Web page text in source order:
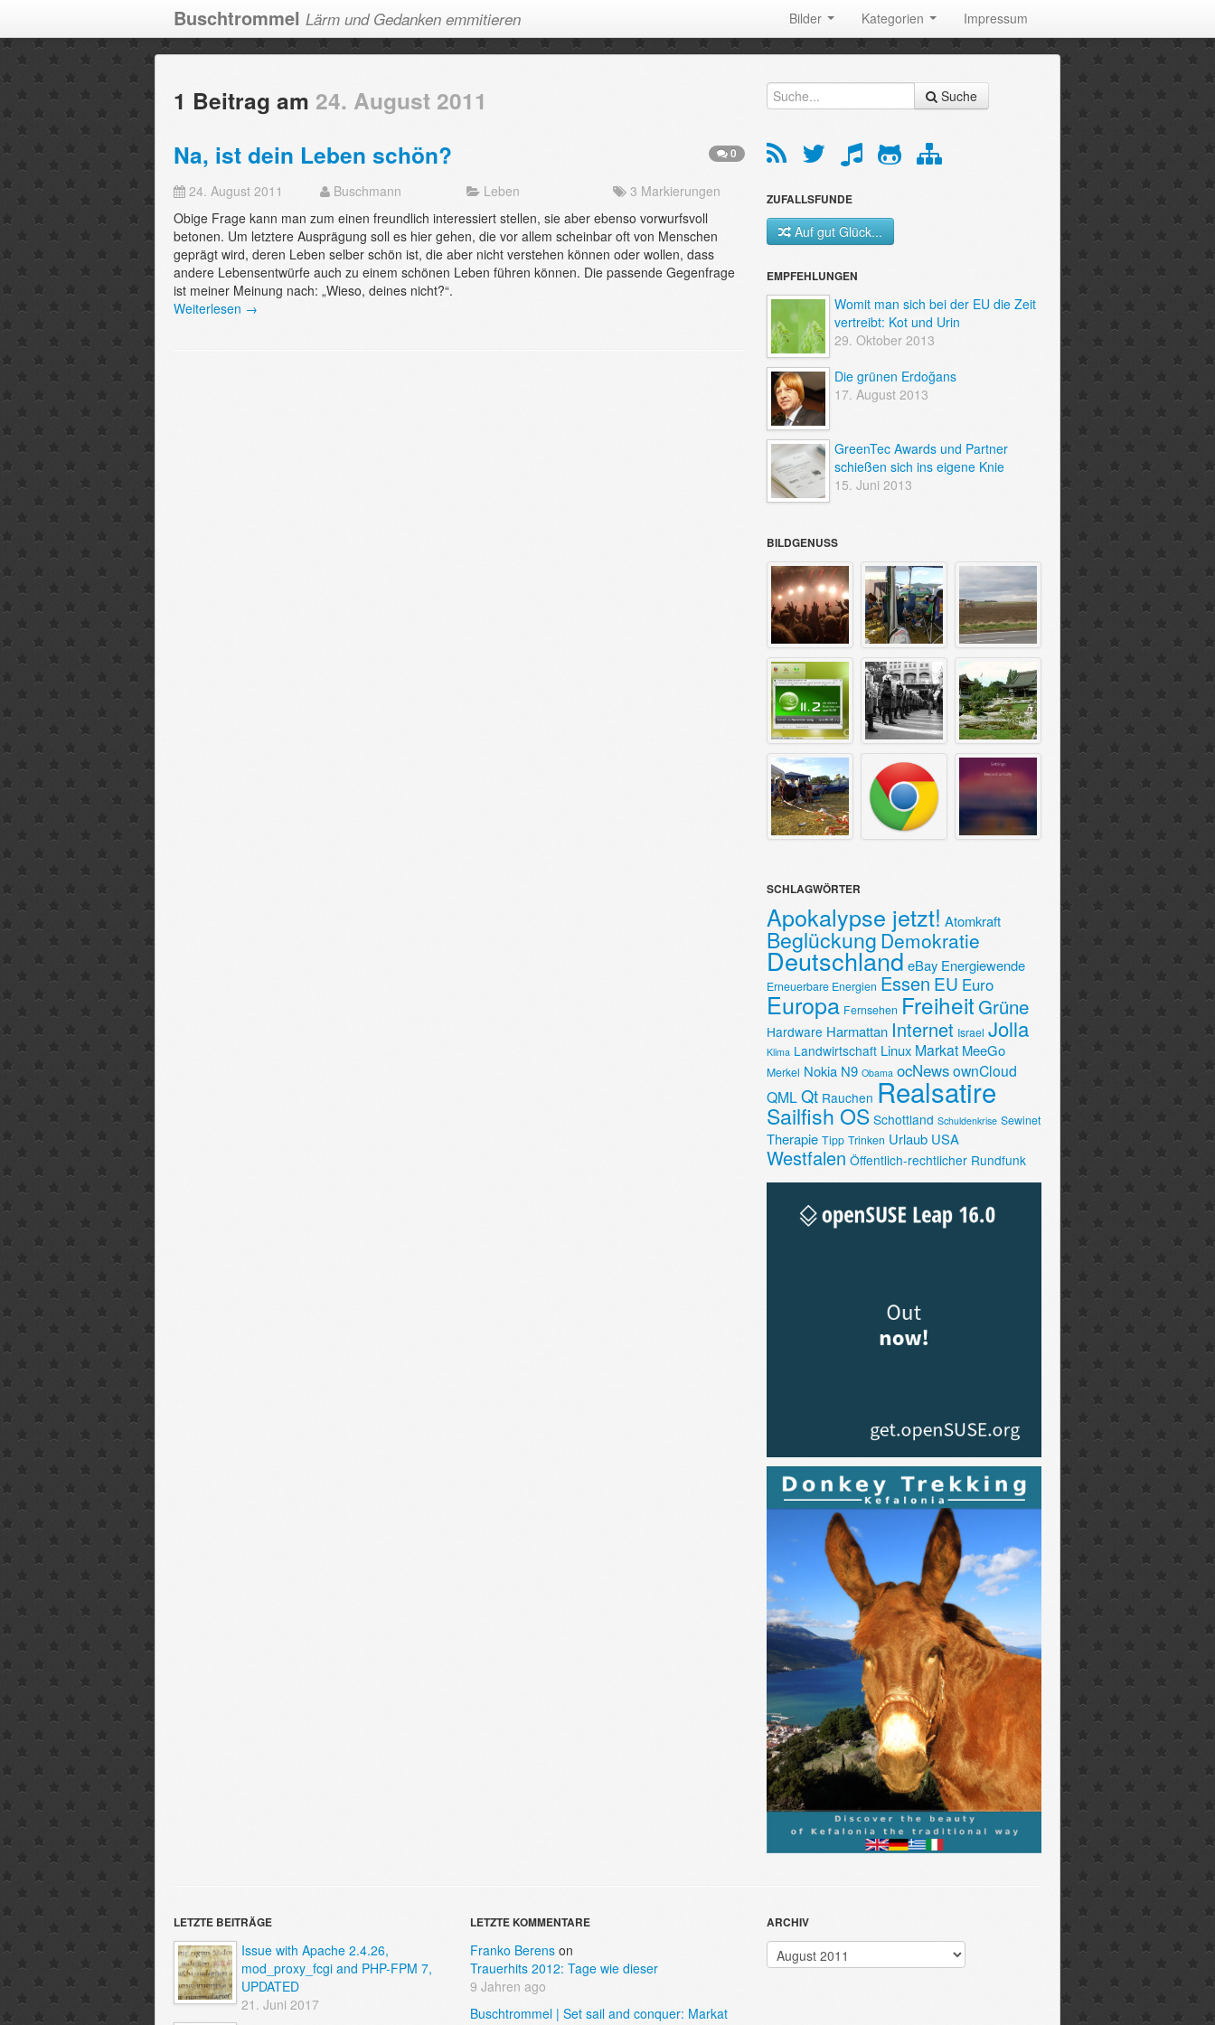
Buschtrommel Lärm und Gedanken emmitieren Bilder Kategorien Impressum
1 Beitrag am 24. August 2011
Na, ist dein Leben schön?
0
24. August 2011 Buschmann Leben
3 Markierungen
Obige Frage kann man zum einen freundlich interessiert stellen, sie aber ebenso vorwurfsvoll
betonen. Um letztere Ausprägung soll es hier gehen, die vor allem scheinbar oft von Menschen
geprägt wird, deren Leben selber schön ist, die aber nicht verstehen können oder wollen, dass
andere Lebensentwürfe auch zu einem schönen Leben führen können. Die passende Gegenfrage
ist meiner Meinung nach: „Wieso, deines nicht?“.
Weiterlesen →
Suche
ZUFALLSFUNDE
Auf gut Glück...
EMPFEHLUNGEN
Womit man sich bei der EU die Zeit
vertreibt: Kot und Urin
29. Oktober 2013
Die grünen Erdoğans
17. August 2013
GreenTec Awards und Partner
schießen sich ins eigene Knie
15. Juni 2013
BILDGENUSS
SCHLAGWÖRTER
Apokalypse jetzt! Atomkraft
Beglückung Demokratie
Deutschland eBay Energiewende
Erneuerbare Energien Essen EU Euro
Europa Fernsehen FreiheitGrüne
Hardware Harmattan Internet Israel Jolla
Klima Landwirtschaft Linux Markat MeeGo
Merkel Nokia N9 Obama ocNewsownCloud
QMLQt Rauchen Realsatire
Sailfish OS Schottland Schuldenkrise Sewinet
Therapie Tipp Trinken Urlaub USA
Westfalen Öffentlich-rechtlicher Rundfunk
LETZTE BEITRÄGE
Issue with Apache 2.4.26,
mod_proxy_fcgi and PHP-FPM 7,
UPDATED
21. Juni 2017
LETZTE KOMMENTARE
Franko Berens on
Trauerhits 2012: Tage wie dieser
9 Jahren ago
Buschtrommel | Set sail and conquer: Markat
ARCHIV
Archiv